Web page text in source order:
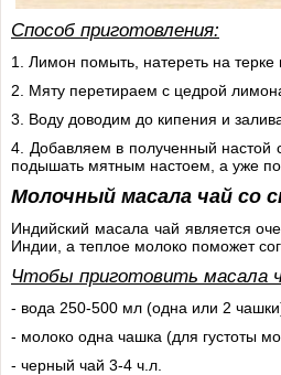
Способ приготовления:
1. Лимон помыть, натереть на терке
2. Мяту перетираем с цедрой
3. Воду доводим до кипения и
4. Добавляем в полученный настой
подышать мятным настоем, а уже
Молочный масала чай со
Индийский масала чай является
Индии, а теплое молоко поможет
Чтобы приготовить масала
- вода 250-500 мл (одна или 2
- молоко одна чашка (для густоты
- черный чай 3-4 ч.л.